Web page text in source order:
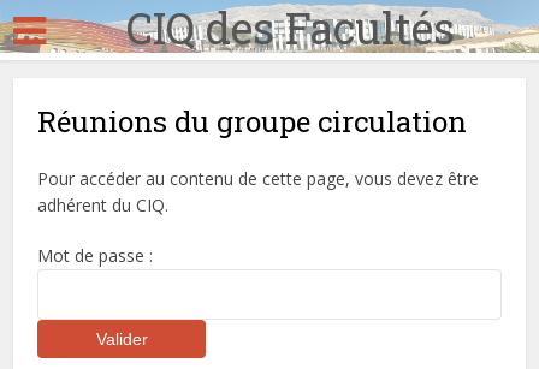
CIQ des Facultés
Réunions du groupe circulation
Pour accéder au contenu de cette page, vous devez être
adhérent du CIQ.
Mot de passe :